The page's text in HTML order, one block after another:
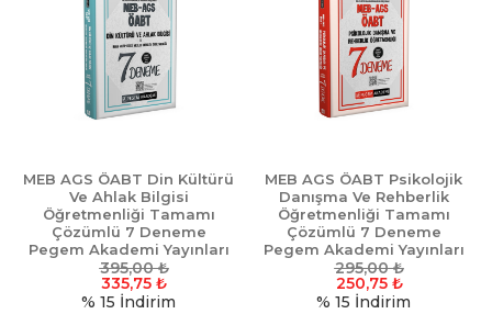
MEB AGS ÖABT Din Kültürü
Ve Ahlak Bilgisi
Öğretmenliği Tamamı
Çözümlü 7 Deneme
Pegem Akademi Yayınları
2026
395,00₺
335,75 ₺
% 15 İndirim
MEB AGS ÖABT Psikolojik
Danışma Ve Rehberlik
Öğretmenliği Tamamı
Çözümlü 7 Deneme
Pegem Akademi Yayınları
2026
295,00₺
250,75₺
% 15 İndirim